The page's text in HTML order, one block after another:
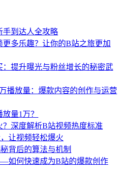
手到达人全攻略
多乐趣？让你的B站之旅更加
提升曝光与粉丝增长的秘密武
播放量：爆款内容的创作与运营
量1万？
深度解析B站视频热度标准
让视频轻松爆火
背后的算法与机制
如何快速成为B站的爆款创作